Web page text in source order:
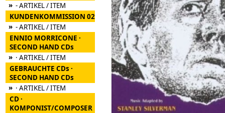
» - ARTIKEL / ITEM
KUNDENKOMMISSION 02
» - ARTIKEL / ITEM
ENNIO MORRICONE ·
SECOND HAND CDs
» · ARTIKEL / ITEM
GEBRAUCHTE CDs ·
SECOND HAND CDs
» · ARTIKEL / ITEM
CD ·
KOMPONIST/COMPOSER